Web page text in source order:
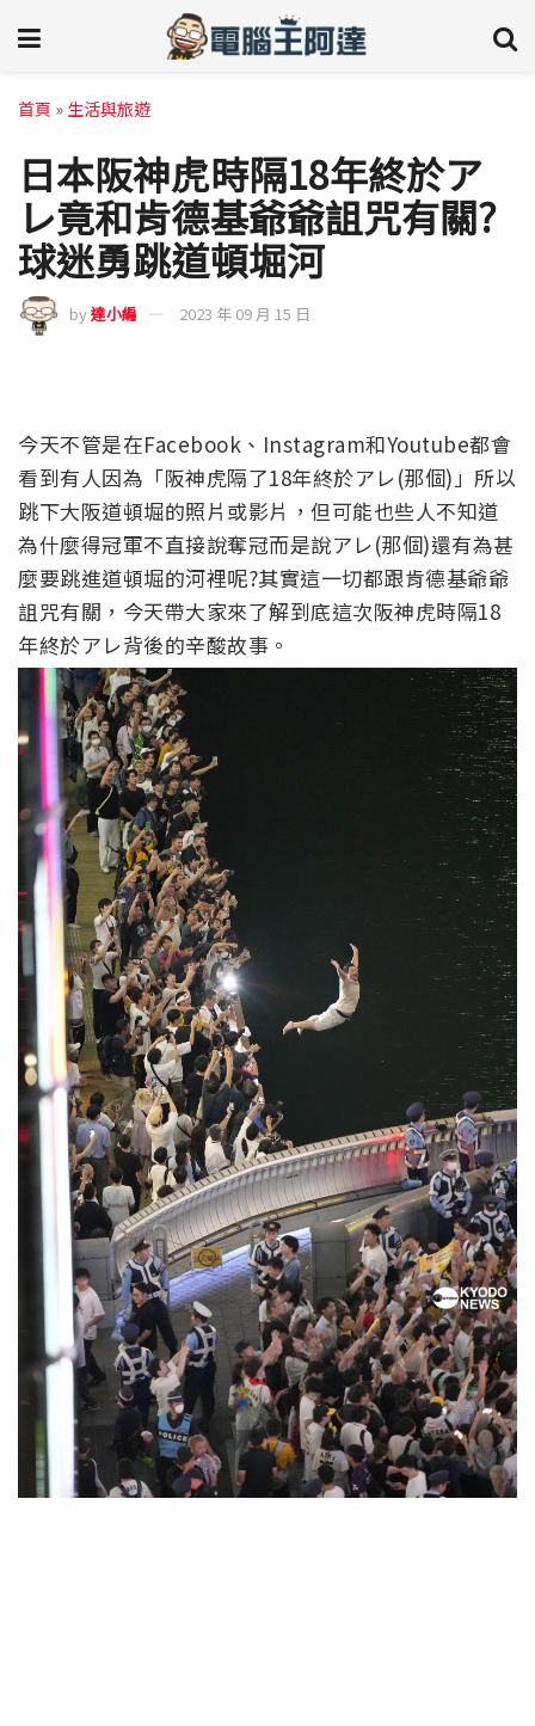
首頁 » 生活與旅遊
日本阪神虎時隔18年終於ア
レ竟和肯德基爺爺詛咒有關?
球迷勇跳道頓堀河
by達小編 2023 年 09 月 15 日
今天不管是在Facebook、Instagram和Youtube都會
看到有人因為「阪神虎隔了18年終於アレ(那個)」所以
跳下大阪道頓堀的照片或影片，但可能也些人不知道
為什麼得冠軍不直接說奪冠而是說アレ(那個)還有為甚
麼要跳進道頓堀的河裡呢?其實這一切都跟肯德基爺爺
詛咒有關，今天帶大家來了解到底這次阪神虎時隔18
年終於アレ背後的辛酸故事。